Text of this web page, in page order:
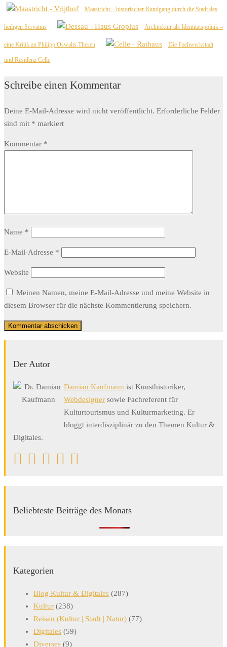
Maastricht – historischer Rundgang durch die Stadt des
heiligen Servatius Architektur als Identitätspolitik –
eine Kritik an Philipp Oswalts Thesen Die Fachwerkstadt
und Residenz Celle
Schreibe einen Kommentar
Deine E-Mail-Adresse wird nicht veröffentlicht. Erforderliche Felder
sind mit * markiert
Kommentar *
Name *
E-Mail-Adresse *
Website
Meinen Namen, meine E-Mail-Adresse und meine Website in
diesem Browser für die nächste Kommentierung speichern.
Der Autor
Damian Kaufmann ist Kunsthistoriker,
Webdesigner sowie Fachreferent für
Kulturtourismus und Kulturmarketing. Er
bloggt interdisziplinär zu den Themen Kultur &
Digitales.
Beliebteste Beiträge des Monats
Kategorien
Blog Kultur & Digitales (287)
Kultur (238)
Reisen (Kultur | Stadt | Natur) (77)
Digitales (59)
Diverses (9)